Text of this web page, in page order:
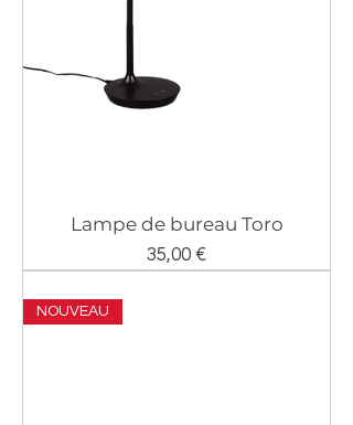
Lampe de bureau Toro
Prix
35,00 €
NOUVEAU